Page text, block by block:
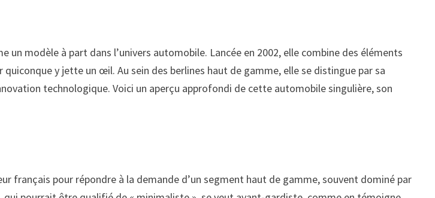
un modèle à part dans l’univers automobile. Lancée en 2002, elle combine des éléments
y jette un œil. Au sein des berlines haut de gamme, elle se distingue par sa
technologique. Voici un aperçu approfondi de cette automobile singulière, son
français pour répondre à la demande d’un segment haut de gamme, souvent dominé par